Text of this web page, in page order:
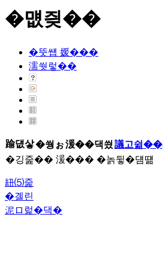
�먮즺��
�뚯썝 媛���
濡쒓렇��
踰덊샇�쒕ぉ湲��댁씠議고쉶��
�깅줉�� 湲��� �놁뒿�덈떎
紐⑸줉
�곌린
泥ロ럹�댁�